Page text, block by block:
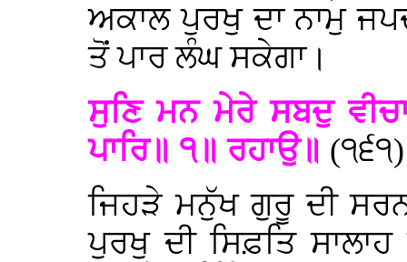
ਅਕਾਲ ਪੁਰਖੁ ਦਾ ਨਾਮੁ
ਤੋਂ ਪਾਰ ਲੰਘ ਸਕੇਗਾ।
ਸੁਣਿ ਮਨ ਮੇਰੇ ਸਬਦੁ
ਪਾਰਿ॥ ੧॥ ਰਹਾਉ॥ (੧੬੧)
ਜਿਹੜੇ ਮਨੁੱਖ ਗੁਰੂ ਦੀ
ਪੁਰਖੁ ਦੀ ਸਿਫ਼ਤਿ